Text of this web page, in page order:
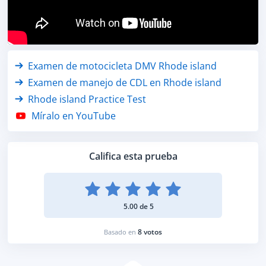
Califica esta prueba
5.00 de 5
Basado en 8 votos
Examen de motocicleta DMV Rhode island
Examen de manejo de CDL en Rhode island
Rhode island Practice Test
Míralo en YouTube